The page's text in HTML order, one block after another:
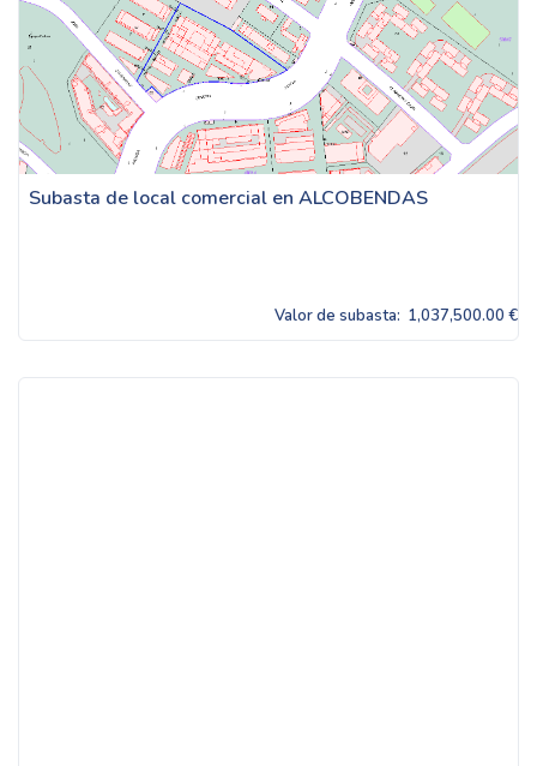
Subasta de local comercial en ALCOBENDAS
Valor de subasta: 1,037,500.00 €